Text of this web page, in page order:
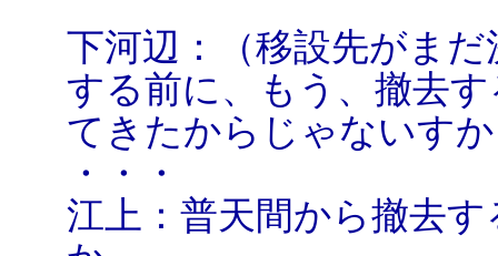
下河辺：（移設先がま
する前に、もう、撤去
てきたからじゃないす
・・・
江上：普天間から撤去